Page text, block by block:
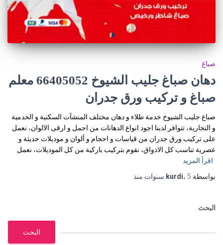
صباغ
دهان صباغ جليب الشيوخ 66405052 معلم
صباغ و تركيب ورق جدران
صباغ جليب الشيوخ خدمة طلاء و دهان مختلف المنشآت السكنية و الخدمية
و التجارية، تتوافر لدينا اجود انواع الدهانات من اجمل و ارقى الالوان، نعمل
على تركيب ورق جدران من قياسات و احجام و ألوان و موديلات حديثة و
عصرية تناسب كل الاذواق، نقوم بتركيب باركية من كل الموديلات، نعمل
اقرأ المزيد
بواسطة
kurdi، 5 سنوات منذ
البحث
البحث